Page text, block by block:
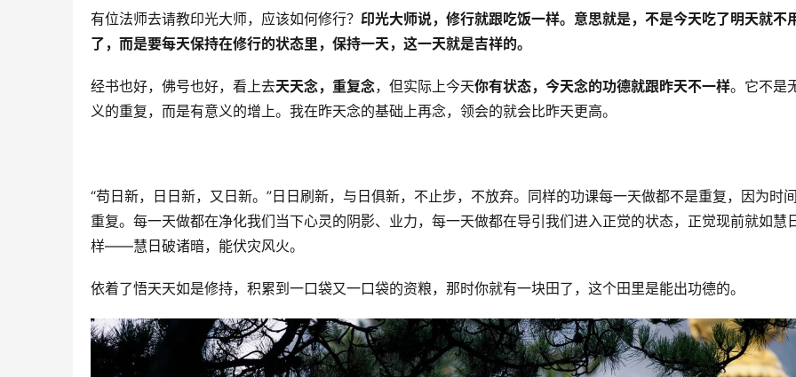
有位法师去请教印光大师，应该如何修行？ 印光大师说，修行就跟吃饭一样。意思就是，不是今天吃了明天就不
了，而是要每天保持在修行的状态里，保持一天，这一天就是吉祥的。
经书也好，佛号也好，看上去天天念，重复念，但实际上今天你有状态， 今天念的功德就跟昨天不一样。它不是
义的重复，而是有意义的增上。我在昨天念的基础上再念，领会的就会比昨天更高。
“苟日新，日日新，又日新。”日日刷新，与日俱新，不止步，不放弃。同样的功课每一天做都不是重复，因为时
重复。每一天做都在净化我们当下心灵的阴影、业力，每一天做都在导引我们进入正觉的状态，正觉现前就如慧
样——慧日破诸暗，能伏灾风火。
依着了悟天天如是修持，积累到一口袋又一口袋的资粮，那时你就有一块田了，这个田里是能出功德的。